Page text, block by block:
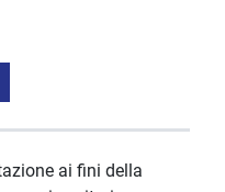
ai fini della